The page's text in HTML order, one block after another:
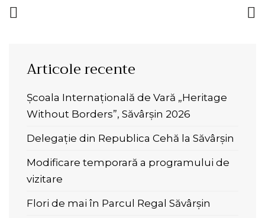
Articole recente
Școala Internațională de Vară „Heritage
Without Borders”, Săvârșin 2026
Delegație din Republica Cehă la Săvârșin
Modificare temporară a programului de
vizitare
Flori de mai în Parcul Regal Săvârșin